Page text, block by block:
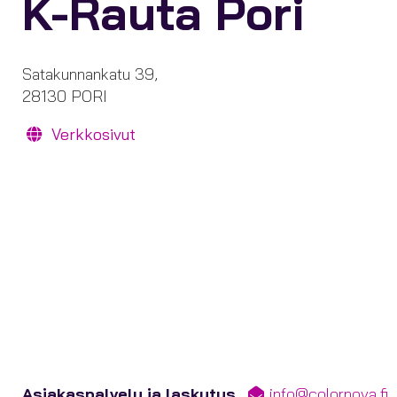
K-Rauta Pori
Satakunnankatu 39,
28130 PORI
Verkkosivut